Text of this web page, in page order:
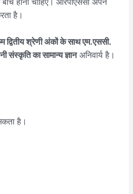
है।
द्वितीय श्रेणी अंकों के साथ एम.एससी.
संस्कृति का सामान्य ज्ञानअनिवार्य है।
है।